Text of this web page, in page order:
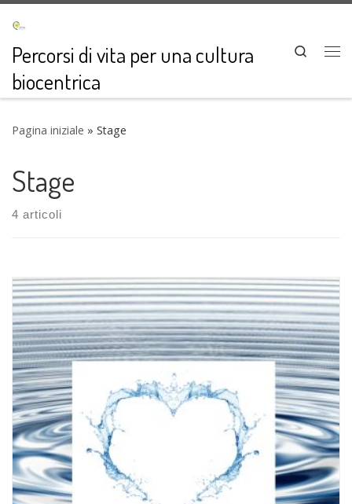
Passa al contenuto
Percorsi di vita per una cultura
biocentrica
Search
Pagina iniziale » Stage
Stage
4 articoli